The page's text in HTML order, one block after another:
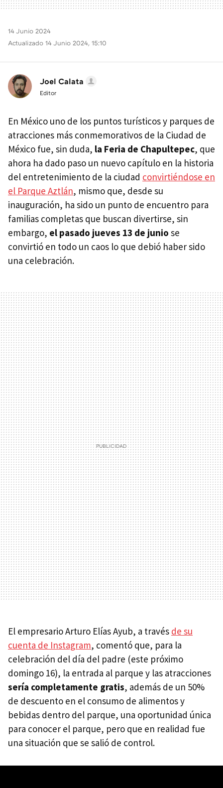
14 Junio 2024
Actualizado 14 Junio 2024, 15:10
Joel Calata
Editor
En México uno de los puntos turísticos y parques de
atracciones más conmemorativos de la Ciudad de
México fue, sin duda, la Feria de Chapultepec, que
ahora ha dado paso un nuevo capítulo en la historia
del entretenimiento de la ciudad convirtiéndose en
el Parque Aztlán, mismo que, desde su
inauguración, ha sido un punto de encuentro para
familias completas que buscan divertirse, sin
embargo, el pasado jueves 13 de junio se
convirtió en todo un caos lo que debió haber sido
una celebración.
El empresario Arturo Elías Ayub, a través de su
cuenta de Instagram, comentó que, para la
celebración del día del padre (este próximo
domingo 16), la entrada al parque y las atracciones
sería completamente gratis, además de un 50%
de descuento en el consumo de alimentos y
bebidas dentro del parque, una oportunidad única
para conocer el parque, pero que en realidad fue
una situación que se salió de control.